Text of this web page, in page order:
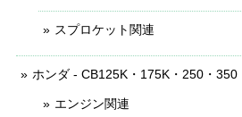
スプロケット関連
ホンダ - CB125K・175K・250・350
エンジン関連